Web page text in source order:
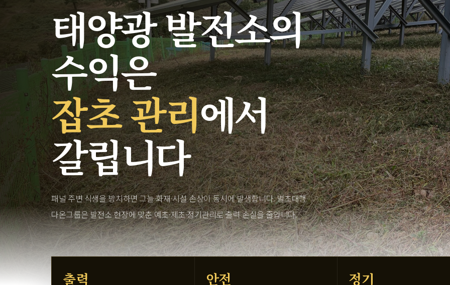
태양광 발전소의
수익은
잡초 관리에서
갈립니다
패널 주변 식생을 방치하면 그늘·화재·시설 손상이 동시에 발생합니다. 벌초대행
다온그룹은 발전소 현장에 맞춘 예초·제초·정기관리로 출력 손실을 줄입니다.
출력 안전 정기